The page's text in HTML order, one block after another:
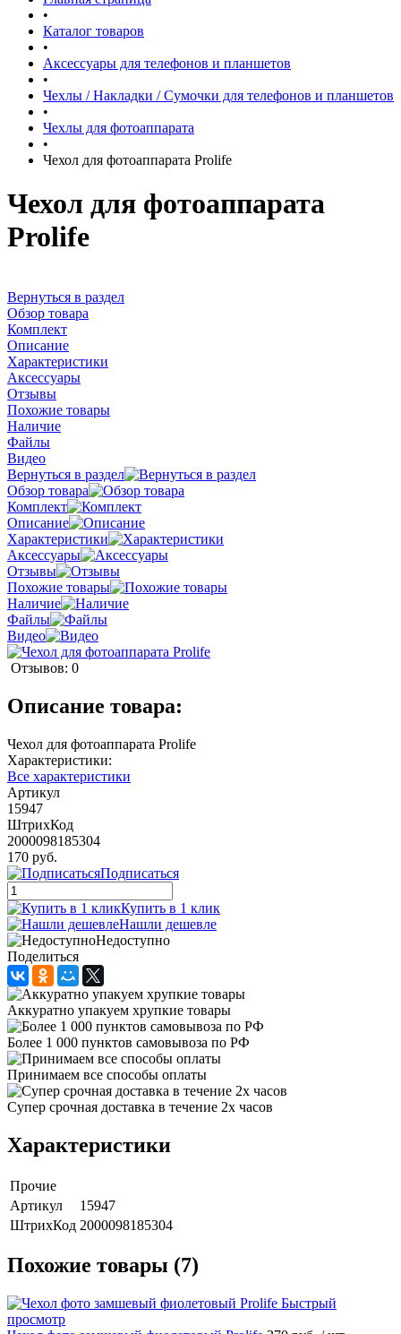
•
Каталог товаров
•
Аксессуары для телефонов и планшетов
•
Чехлы / Накладки / Сумочки для телефонов и планшетов
•
Чехлы для фотоаппарата
•
Чехол для фотоаппарата Prolife
Чехол для фотоаппарата
Prolife
Вернуться в раздел
Обзор товара
Комплект
Описание
Характеристики
Аксессуары
Отзывы
Похожие товары
Наличие
Файлы
Видео
Вернуться в раздел
Обзор товара
Комплект
Описание
Характеристики
Аксессуары
Отзывы
Похожие товары
Наличие
Файлы
Видео
Отзывов: 0
Описание товара:
Чехол для фотоаппарата Prolife
Характеристики:
Все характеристики
Артикул
15947
ШтрихКод
2000098185304
170 руб.
Подписаться
Купить в 1 клик
Нашли дешевле
Недоступно
Поделиться
Аккуратно упакуем хрупкие товары
Более 1 000 пунктов самовывоза по РФ
Принимаем все способы оплаты
Супер срочная доставка в течение 2х часов
Характеристики
Прочие
Артикул
15947
ШтрихКод 2000098185304
Похожие товары (7)
Быстрый
просмотр